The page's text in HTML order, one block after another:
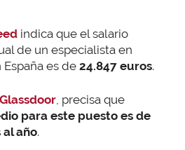
indica que el salario
de un especialista en
es de 24.847 euros.
Glassdoor, precisa que
para este puesto es de
al año.